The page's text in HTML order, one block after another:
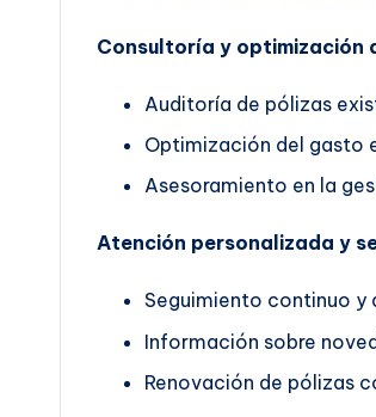
Consultoría y optimización
Auditoría de pólizas
Optimización del gasto
Asesoramiento en la
Atención personalizada y
Seguimiento continuo y
Información sobre
Renovación de pólizas